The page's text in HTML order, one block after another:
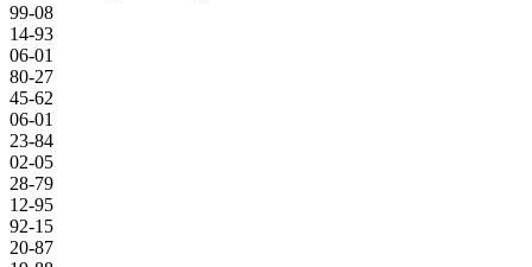
99-08
14-93
06-01
80-27
45-62
06-01
23-84
02-05
28-79
12-95
92-15
20-87